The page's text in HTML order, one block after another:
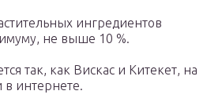
ингредиентов
не выше 10 %.
так, как Вискас и Китекет, на
интернете.